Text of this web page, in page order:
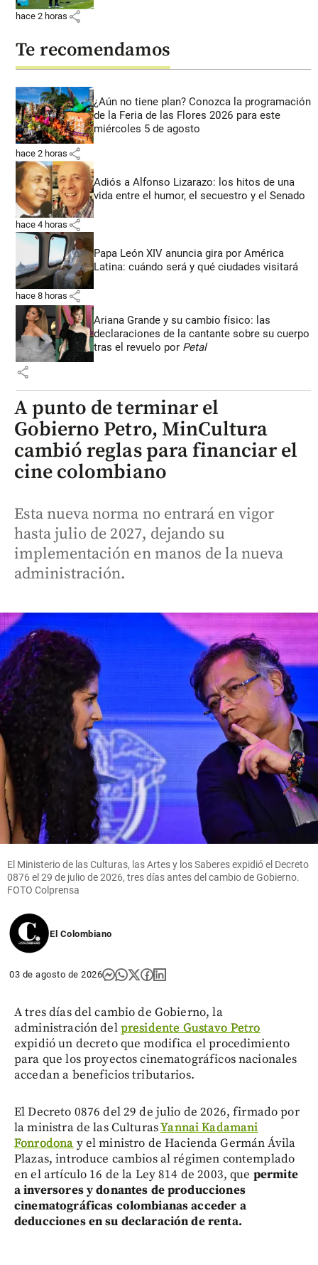
hace 2 horas share
Te recomendamos
¿Aún no tiene plan? Conozca la programación
de la Feria de las Flores 2026 para este
miércoles 5 de agosto
hace 2 horas share
Adiós a Alfonso Lizarazo: los hitos de una
vida entre el humor, el secuestro y el Senado
hace 4 horas share
Papa León XIV anuncia gira por América
Latina: cuándo será y qué ciudades visitará
hace 8 horas share
Ariana Grande y su cambio físico: las
declaraciones de la cantante sobre su cuerpo
tras el revuelo por Petal
share
A punto de terminar el
Gobierno Petro, MinCultura
cambió reglas para financiar el
cine colombiano
Esta nueva norma no entrará en vigor
hasta julio de 2027, dejando su
implementación en manos de la nueva
administración.
El Ministerio de las Culturas, las Artes y los Saberes expidió el Decreto
0876 el 29 de julio de 2026, tres días antes del cambio de Gobierno.
FOTO Colprensa
El Colombiano
03 de agosto de 2026
A tres días del cambio de Gobierno, la
administración delpresidente Gustavo Petro
expidió un decreto que modifica el procedimiento
para que los proyectos cinematográficos nacionales
accedan a beneficios tributarios.
El Decreto 0876 del 29 de julio de 2026, firmado por
la ministra de las CulturasYannai Kadamani
Fonrodona y el ministro de Hacienda Germán Ávila
Plazas, introduce cambios al régimen contemplado
en el artículo 16 de la Ley 814 de 2003, que permite
a inversores y donantes de producciones
cinematográficas colombianas acceder a
deducciones en su declaración de renta.